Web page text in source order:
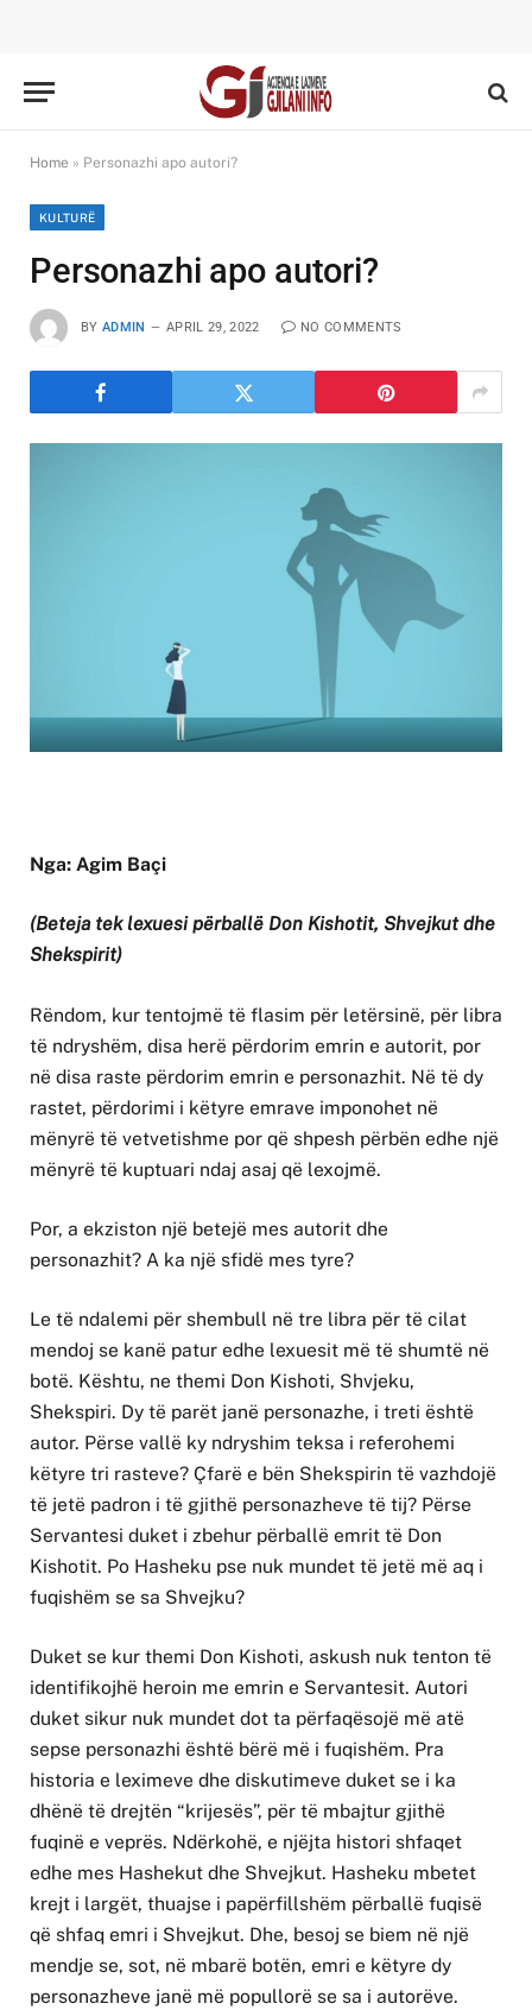
Home » Personazhi apo autori?
KULTURË
Personazhi apo autori?
BY ADMIN APRIL 29, 2022 NO COMMENTS
Nga: Agim Baçi
(Beteja tek lexuesi përballë Don Kishotit, Shvejkut dhe
Shekspirit)
Rëndom, kur tentojmë të flasim për letërsinë, për libra
të ndryshëm, disa herë përdorim emrin e autorit, por
në disa raste përdorim emrin e personazhit. Në të dy
rastet, përdorimi i këtyre emrave imponohet në
mënyrë të vetvetishme por që shpesh përbën edhe një
mënyrë të kuptuari ndaj asaj që lexojmë.
Por, a ekziston një betejë mes autorit dhe
personazhit? A ka një sfidë mes tyre?
Le të ndalemi për shembull në tre libra për të cilat
mendoj se kanë patur edhe lexuesit më të shumtë në
botë. Kështu, ne themi Don Kishoti, Shvjeku,
Shekspiri. Dy të parët janë personazhe, i treti është
autor. Përse vallë ky ndryshim teksa i referohemi
këtyre tri rasteve? Çfarë e bën Shekspirin të vazhdojë
të jetë padron i të gjithë personazheve të tij? Përse
Servantesi duket i zbehur përballë emrit të Don
Kishotit. Po Hasheku pse nuk mundet të jetë më aq i
fuqishëm se sa Shvejku?
Duket se kur themi Don Kishoti, askush nuk tenton të
identifikojhë heroin me emrin e Servantesit. Autori
duket sikur nuk mundet dot ta përfaqësojë më atë
sepse personazhi është bërë më i fuqishëm. Pra
historia e leximeve dhe diskutimeve duket se i ka
dhënë të drejtën “krijesës”, për të mbajtur gjithë
fuqinë e veprës. Ndërkohë, e njëjta histori shfaqet
edhe mes Hashekut dhe Shvejkut. Hasheku mbetet
krejt i largët, thuajse i papërfillshëm përballë fuqisë
që shfaq emri i Shvejkut. Dhe, besoj se biem në një
mendje se, sot, në mbarë botën, emri e këtyre dy
personazheve janë më popullorë se sa i autorëve.